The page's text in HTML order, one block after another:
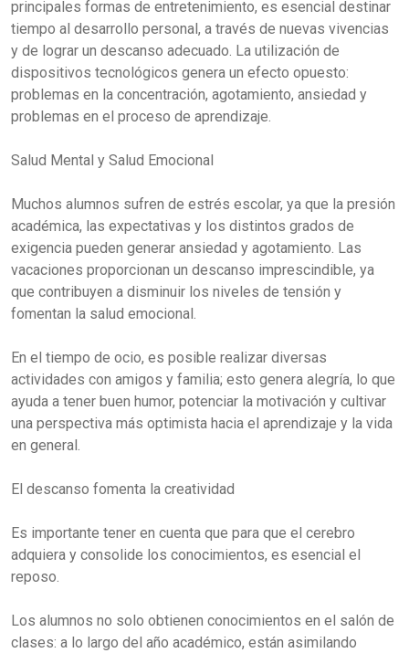
principales formas de entretenimiento, es esencial destinar
tiempo al desarrollo personal, a través de nuevas vivencias
y de lograr un descanso adecuado. La utilización de
dispositivos tecnológicos genera un efecto opuesto:
problemas en la concentración, agotamiento, ansiedad y
problemas en el proceso de aprendizaje.
Salud Mental y Salud Emocional
Muchos alumnos sufren de estrés escolar, ya que la presión
académica, las expectativas y los distintos grados de
exigencia pueden generar ansiedad y agotamiento. Las
vacaciones proporcionan un descanso imprescindible, ya
que contribuyen a disminuir los niveles de tensión y
fomentan la salud emocional.
En el tiempo de ocio, es posible realizar diversas
actividades con amigos y familia; esto genera alegría, lo que
ayuda a tener buen humor, potenciar la motivación y cultivar
una perspectiva más optimista hacia el aprendizaje y la vida
en general.
El descanso fomenta la creatividad
Es importante tener en cuenta que para que el cerebro
adquiera y consolide los conocimientos, es esencial el
reposo.
Los alumnos no solo obtienen conocimientos en el salón de
clases: a lo largo del año académico, están asimilando